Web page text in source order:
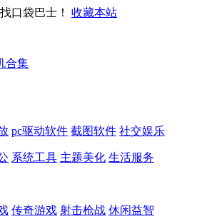
口袋巴士！ 收藏本站
合集
pc驱动软件 截图软件 社交娱乐
系统工具 主题美化 生活服务
传奇游戏 射击枪战 休闲益智